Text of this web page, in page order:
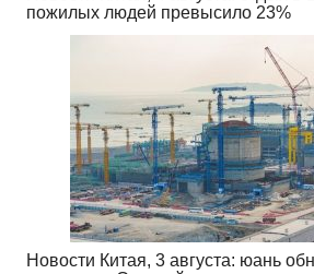
пожилых людей превысило 23%
Новости Китая, 3 августа: юань